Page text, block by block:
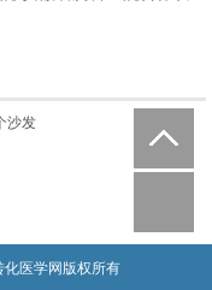
沙发
医学网版权所有